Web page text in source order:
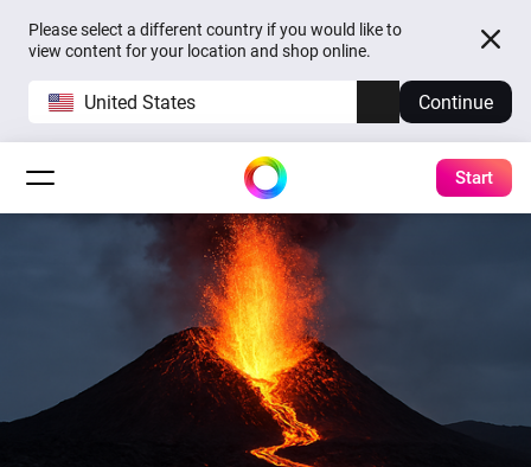
Please select a different country if you would like to
view content for your location and shop online.
United States Continue
Start